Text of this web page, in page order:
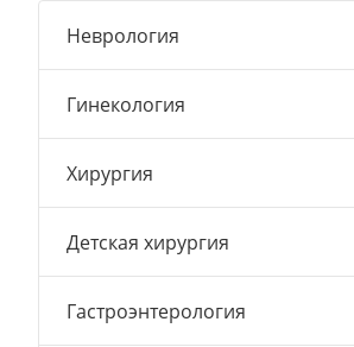
Неврология
Гинекология
Хирургия
Детская хирургия
Гастроэнтерология